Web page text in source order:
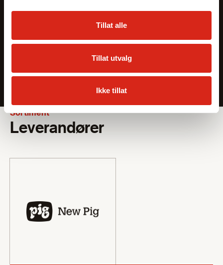
Tillat alle
Tillat utvalg
Ikke tillat
Sortiment
Leverandører